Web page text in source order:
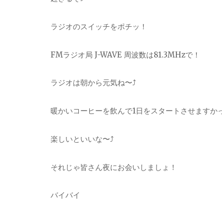
ラジオのスイッチをポチッ！
FMラジオ局 J-WAVE 周波数は81.3MHzで！
ラジオは朝から元気ね〜⤴︎
暖かいコーヒーを飲んで1日をスタートさせますか
楽しいといいな〜⤴︎
それじゃ皆さん夜にお会いしましょ！
バイバイ